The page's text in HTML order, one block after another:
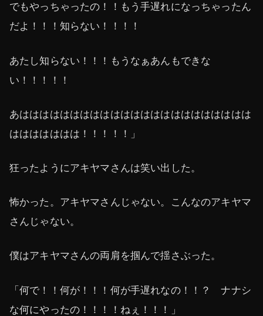
でもやっちゃったの！！もう手遅れになっちゃったん
だよ！！！知らない！！！！
あたし知らない！！！もうなぁあんもできな
い！！！！！
あははははははははははははははははははははははは
ははははははは！！！！！」
狂ったようにアキヤマさんは笑い出した。
怖かった。アキヤマさんじゃない。こんなのアキヤマ
さんじゃない。
僕はアキヤマさんの両肩を掴んで揺さぶった。
「何で！！何が！！！何が手遅れなの！！？ ナナシ
な何にやったの！！！！ねぇ！！！」